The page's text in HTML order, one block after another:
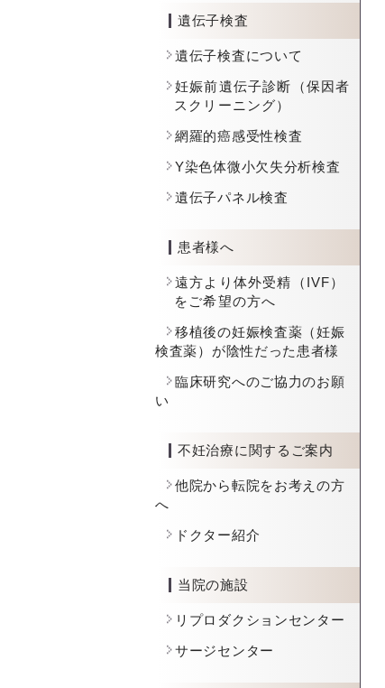
遺伝子検査
遺伝子検査について
妊娠前遺伝子診断（保因者
スクリーニング）
網羅的癌感受性検査
Y染色体微小欠失分析検査
遺伝子パネル検査
患者様へ
遠方より体外受精（IVF）
をご希望の方へ
移植後の妊娠検査薬（妊娠
検査薬）が陰性だった患者様
臨床研究へのご協力のお願
い
不妊治療に関するご案内
他院から転院をお考えの方
へ
ドクター紹介
当院の施設
リプロダクションセンター
サージセンター